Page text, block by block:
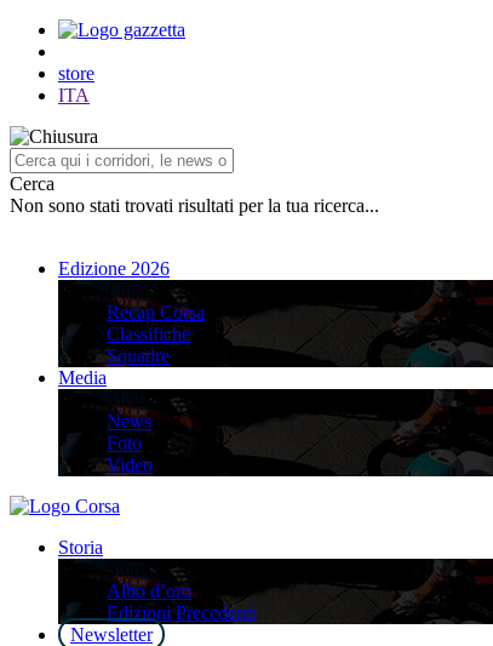
store
ITA
Cerca
Non sono stati trovati risultati per la tua ricerca...
Edizione 2026
Edizione 2026
Recap Corsa
Classifiche
Squadre
Media
Media
News
Foto
Video
Storia
Storia
Albo d’oro
Edizioni Precedenti
Newsletter